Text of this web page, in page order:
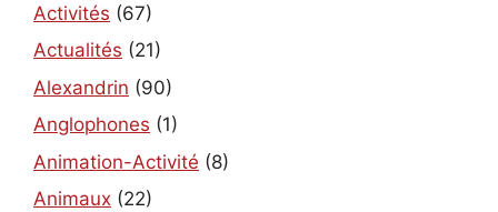
Activités (67)
Actualités (21)
Alexandrin (90)
Anglophones (1)
Animation-Activité (8)
Animaux (22)